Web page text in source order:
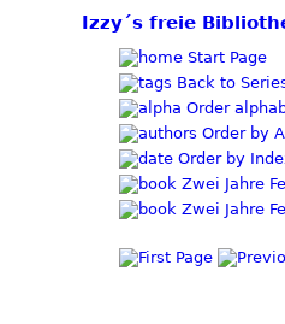
Izzy´s freie
Start Page
Back to
Order
Order by
Order by
Zwei Jahre
Zwei Jahre